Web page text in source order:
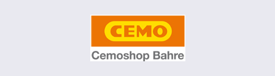
Zum Hauptinhalt springen